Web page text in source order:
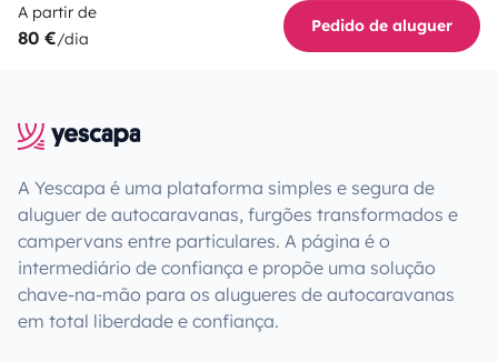
A partir de
80 €/dia
Pedido de aluguer
A Yescapa é uma plataforma simples e segura de
aluguer de autocaravanas, furgões transformados e
campervans entre particulares. A página é o
intermediário de confiança e propõe uma solução
chave-na-mão para os alugueres de autocaravanas
em total liberdade e confiança.